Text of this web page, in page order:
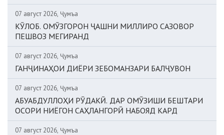
07 август 2026, Ҷумъа
КӮЛОБ. ОМӮЗГОРОН ҶАШНИ МИЛЛИРО САЗОВОР
ПЕШВОЗ МЕГИРАНД
07 август 2026, Ҷумъа
ГАНҶИНАҲОИ ДИЁРИ ЗЕБОМАНЗАРИ БАЛҶУВОН
07 август 2026, Ҷумъа
АБУАБДУЛЛОҲИ РӮДАКӢ. ДАР ОМӮЗИШИ БЕШТАРИ
ОСОРИ НИЁГОН САҲЛАНГОРӢ НАБОЯД КАРД
07 август 2026, Ҷумъа